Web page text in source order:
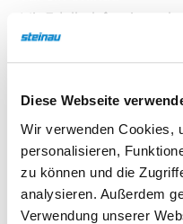
Diese Webseite
Wir verwenden Cookies,
personalisieren,
zu können und die
analysieren. Außerdem
Verwendung unserer
Mit Edelholzfurnieren
unverwechselbare
ausdrucksstarken
Maserung und Struktur,
hervorbringen kann.Ob
Unsere fein
quer furnierte Hölzer,
stilvoll unterstreichen.